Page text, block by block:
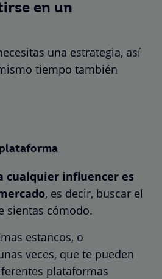
en un
una estrategia, así
tiempo también
cualquier influencer es
, es decir, buscar el
sientas cómodo.
estancos, o
veces, que te pueden
plataformas